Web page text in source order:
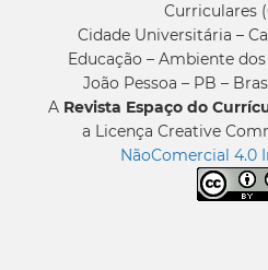
Curriculares
Cidade Universitária –
Educação – Ambiente
João Pessoa – PB –
A Revista Espaço do
a Licença Creative
NãoComercial 4.0